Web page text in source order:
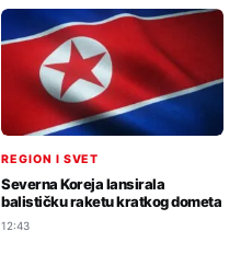
REGION I SVET
Severna Koreja lansirala
balističku raketu kratkog dometa
12:43